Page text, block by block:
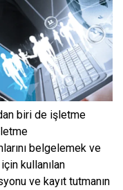
biri de işletme
belgelemek ve
kullanılan
ve kayıt tutmanın